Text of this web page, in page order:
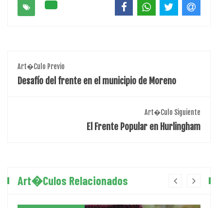
Art�culo Previo
Desafío del frente en el municipio de Moreno
Art�culo Siguiente
El Frente Popular en Hurlingham
Art�culos Relacionados